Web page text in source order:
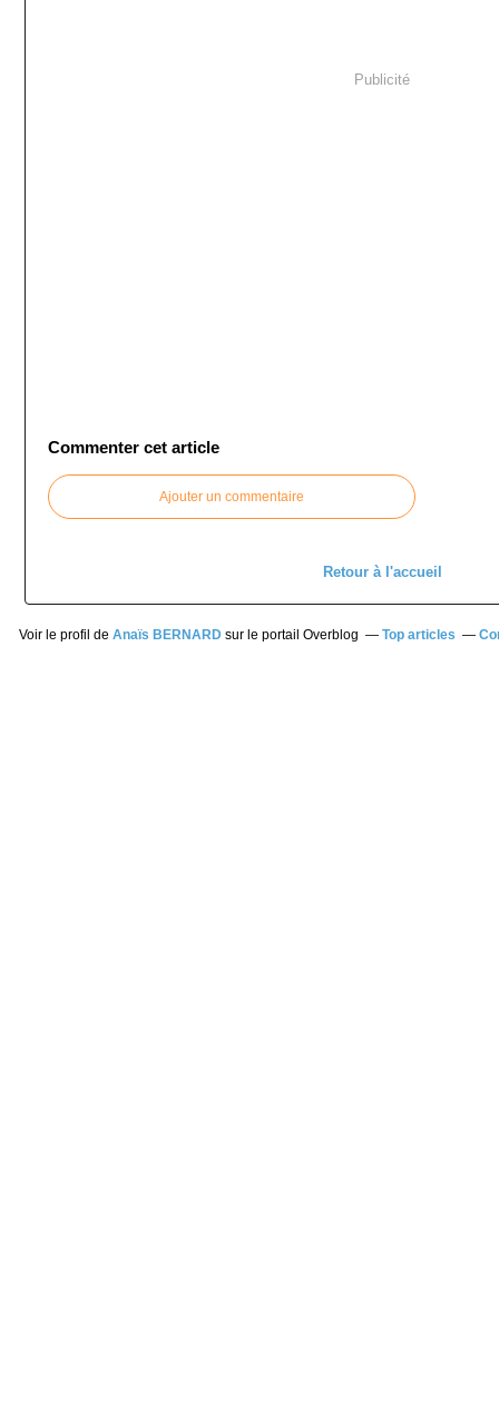
Publicité
Commenter cet article
Ajouter un commentaire
Retour à l'accueil
Voir le profil de Anaïs BERNARDsur le portail Overblog Top articles